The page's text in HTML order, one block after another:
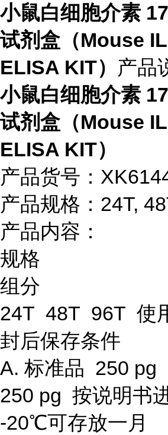
小鼠白细胞介素
试剂盒（Mouse
ELISA KIT） 产品
小鼠白细胞介素
试剂盒（Mouse
ELISA KIT）
产品货号：
产品规格：24T,
产品内容：
规格
组分
24T 48T 96T 使
封后保存条件
A. 标准品 250 pg
250 pg 按说明书
-20℃可存放一月